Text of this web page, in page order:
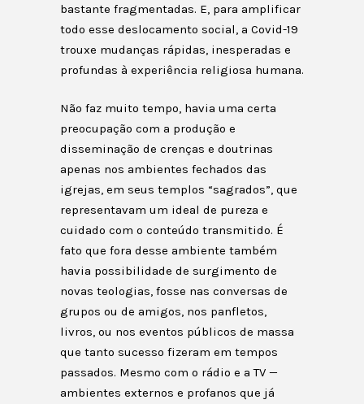
bastante fragmentadas. E, para amplificar
todo esse deslocamento social, a Covid-19
trouxe mudanças rápidas, inesperadas e
profundas à experiência religiosa humana.
Não faz muito tempo, havia uma certa
preocupação com a produção e
disseminação de crenças e doutrinas
apenas nos ambientes fechados das
igrejas, em seus templos “sagrados”, que
representavam um ideal de pureza e
cuidado com o conteúdo transmitido. É
fato que fora desse ambiente também
havia possibilidade de surgimento de
novas teologias, fosse nas conversas de
grupos ou de amigos, nos panfletos,
livros, ou nos eventos públicos de massa
que tanto sucesso fizeram em tempos
passados. Mesmo com o rádio e a TV —
ambientes externos e profanos que já